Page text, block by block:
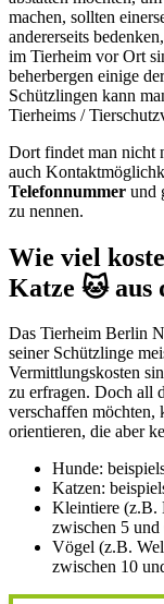
machen, sollten
andererseits
im Tierheim vor Ort
beherbergen einige
Schützlingen kann
Tierheims /
Dort findet man nicht
auch
Telefonnummer und
zu nennen.
Wie viel
Katze 🐱 aus
Das Tierheim Berlin
seiner Schützlinge
Vermittlungskosten
zu erfragen. Doch all
verschaffen möchten,
orientieren, die aber
Hunde:
Katzen:
Kleintiere (z.B.
zwischen 5
Vögel (z.B.
zwischen 10